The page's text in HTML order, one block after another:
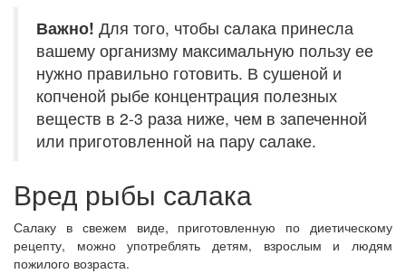
Важно! Для того, чтобы салака принесла
вашему организму максимальную пользу ее
нужно правильно готовить. В сушеной и
копченой рыбе концентрация полезных
веществ в 2-3 раза ниже, чем в запеченной
или приготовленной на пару салаке.
Вред рыбы салака
Салаку в свежем виде, приготовленную по диетическому
рецепту, можно употреблять детям, взрослым и людям
пожилого возраста.